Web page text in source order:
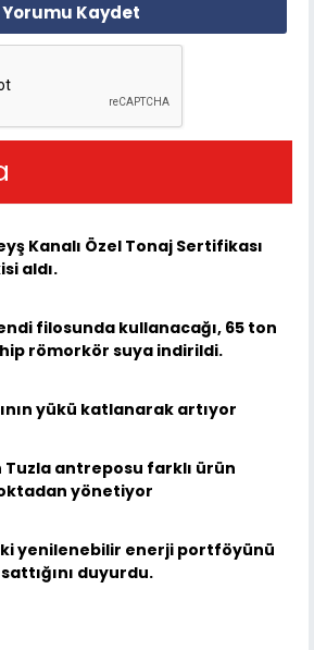
Yorumu Kaydet
Kanalı Özel Tonaj Sertifikası
aldı.
filosunda kullanacağı, 65 ton
römorkör suya indirildi.
yükü katlanarak artıyor
Tuzla antreposu farklı ürün
yönetiyor
yenilenebilir enerji portföyünü
duyurdu.